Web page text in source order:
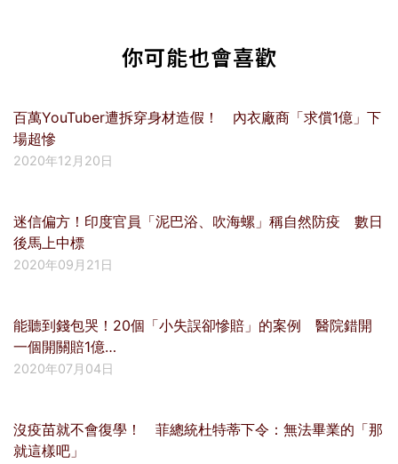
你可能也會喜歡
百萬YouTuber遭拆穿身材造假！ 內衣廠商「求償1億」下
場超慘
2020年12月20日
迷信偏方！印度官員「泥巴浴、吹海螺」稱自然防疫 數日
後馬上中標
2020年09月21日
能聽到錢包哭！20個「小失誤卻慘賠」的案例 醫院錯開
一個開關賠1億…
2020年07月04日
沒疫苗就不會復學！ 菲總統杜特蒂下令：無法畢業的「那
就這樣吧」